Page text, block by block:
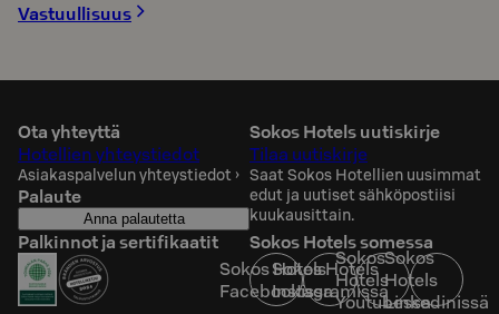
Vastuullisuus
Ota yhteyttä
Hotellien yhteystiedot
Asiakaspalvelun yhteystiedot ›
Palaute
Anna palautetta
Sokos Hotels uutiskirje
Tilaa uutiskirje
Saat Sokos Hotellien uusimmat
edut ja uutiset sähköpostiisi
kuukausittain.
Palkinnot ja sertifikaatit
Sokos Hotels somessa
Sokos Hotels
Facebookissa
Sokos Hotels
Instagramissa
Sokos
Hotels
Youtubessa
Sokos
Hotels
Linkedinissä